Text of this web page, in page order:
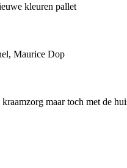
kleuren pallet
Maurice Dop
maar toch met de